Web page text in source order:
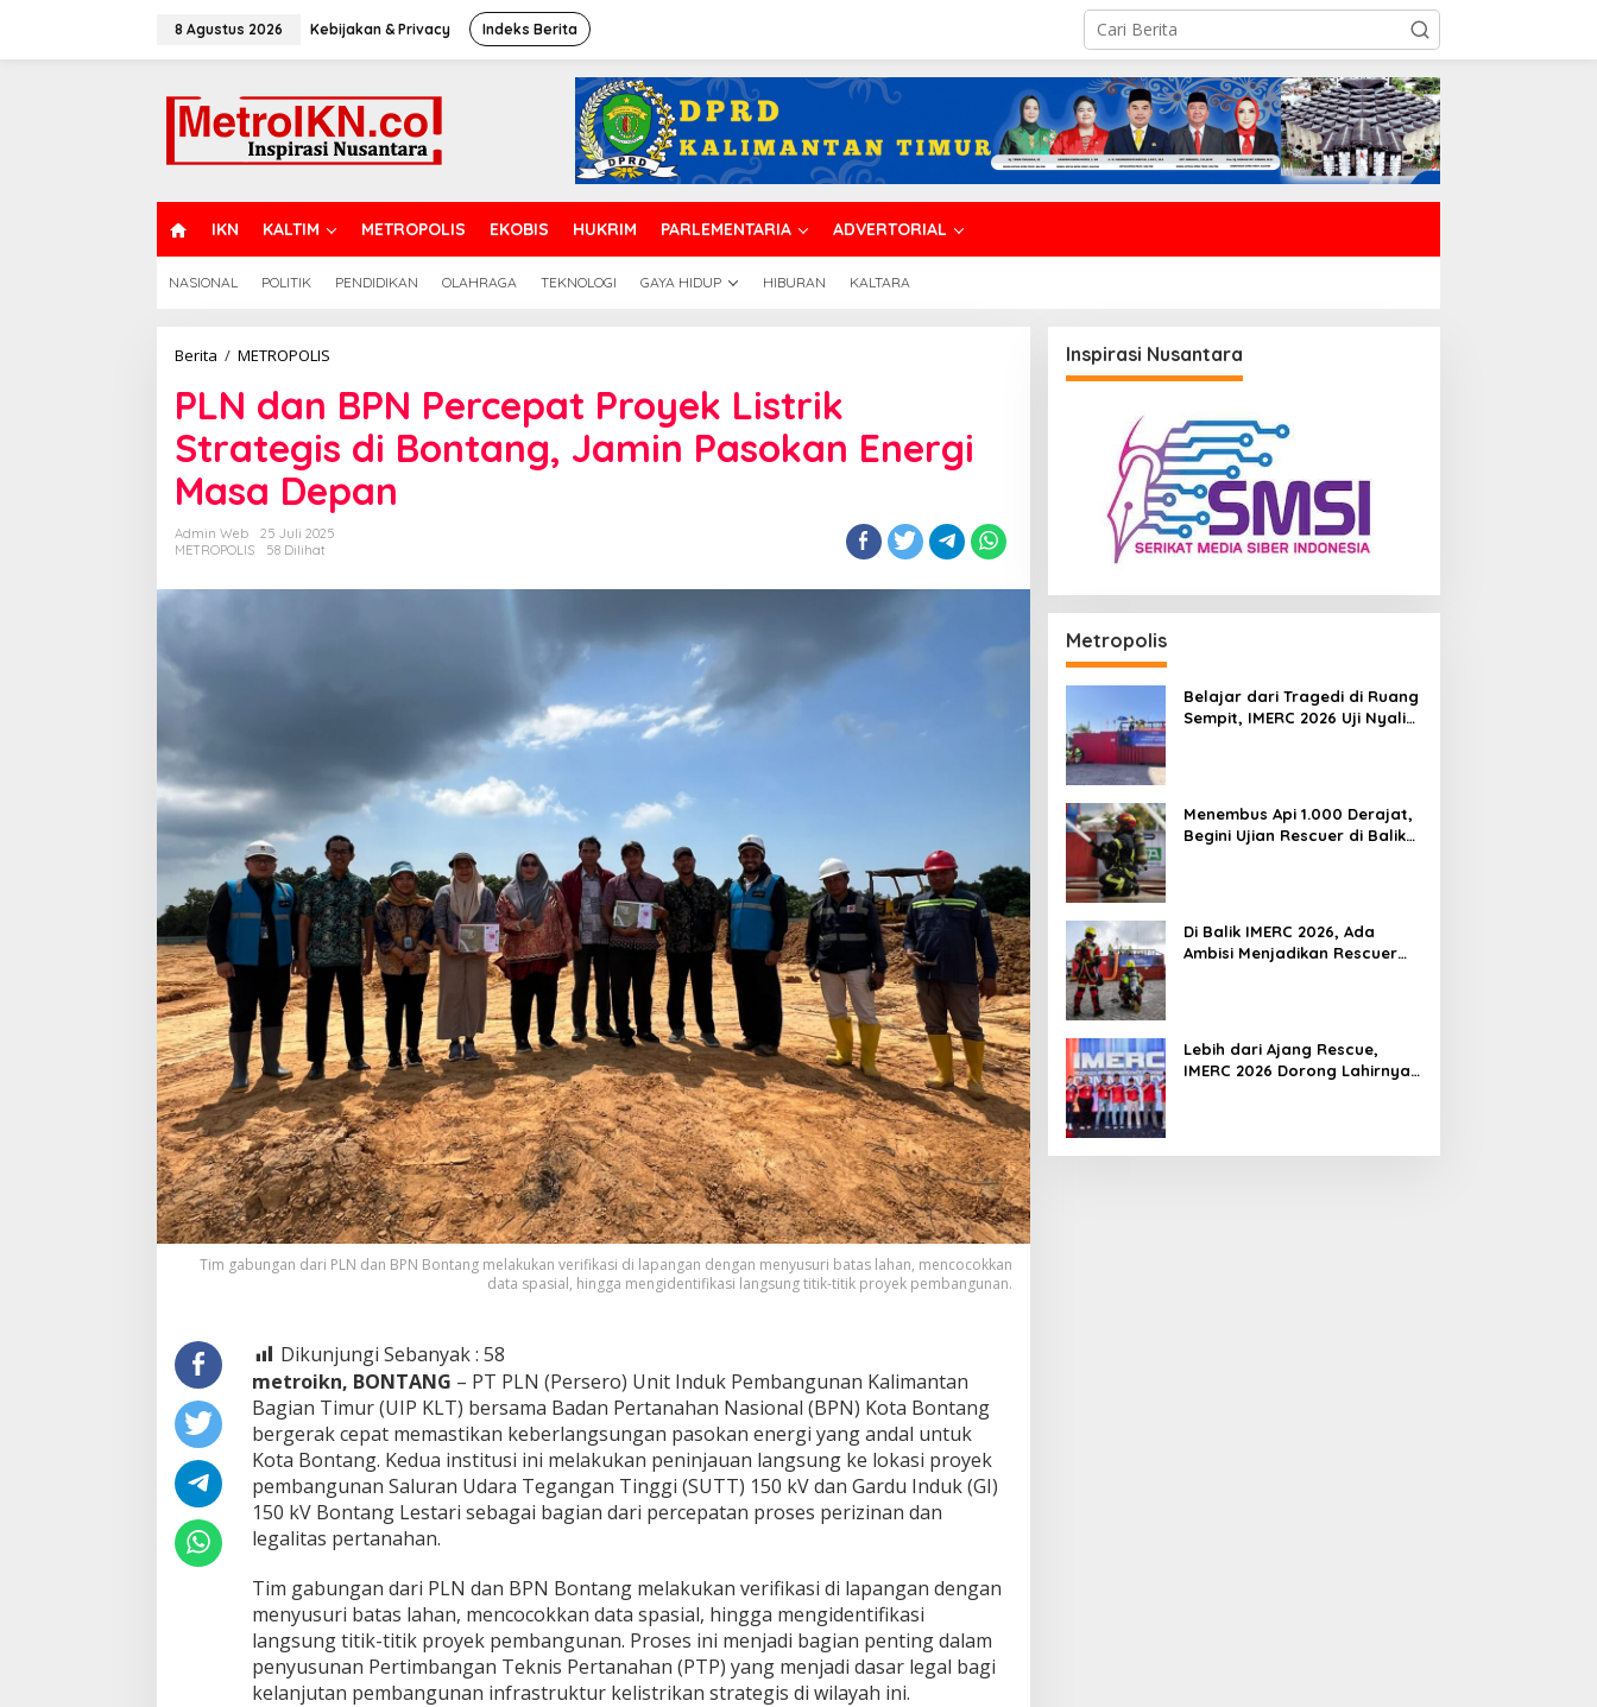
8 Agustus 2026 Kebijakan & Privacy Indeks Berita
O
M
IKN KALTIM METROPOLIS EKOBIS HUKRIM PARLEMENTARIA ADVERTORIAL
NASIONAL POLITIK PENDIDIKAN OLAHRAGA TEKNOLOGI GAYA HIDUP HIBURAN KALTARA
Berita / METROPOLIS
BPN
Percepat
Proyek
Listrik
Strategis
di
Bontang,
Energi
PLN dan BPN Percepat Proyek Listrik
Strategis di Bontang, Jamin Pasokan Energi
Masa Depan
Admin Web
25 Juli 2025
METROPOLIS
58 Dilihat
Tim gabungan dari PLN dan BPN Bontang melakukan verifikasi di lapangan dengan menyusuri batas lahan, mencocokkan
data spasial, hingga mengidentifikasi langsung titik-titik proyek pembangunan.
Dikunjungi Sebanyak : 58
metroikn, BONTANG – PT PLN (Persero) Unit Induk Pembangunan Kalimantan
Bagian Timur (UIP KLT) bersama Badan Pertanahan Nasional (BPN) Kota Bontang
bergerak cepat memastikan keberlangsungan pasokan energi yang andal untuk
Kota Bontang. Kedua institusi ini melakukan peninjauan langsung ke lokasi proyek
pembangunan Saluran Udara Tegangan Tinggi (SUTT) 150 kV dan Gardu Induk (GI)
150 kV Bontang Lestari sebagai bagian dari percepatan proses perizinan dan
legalitas pertanahan.
Tim gabungan dari PLN dan BPN Bontang melakukan verifikasi di lapangan dengan
menyusuri batas lahan, mencocokkan data spasial, hingga mengidentifikasi
langsung titik-titik proyek pembangunan. Proses ini menjadi bagian penting dalam
penyusunan Pertimbangan Teknis Pertanahan (PTP) yang menjadi dasar legal bagi
kelanjutan pembangunan infrastruktur kelistrikan strategis di wilayah ini.
Inspirasi Nusantara
Metropolis
Belajar dari Tragedi di Ruang
Sempit, IMERC 2026 Uji Nyali
Menembus Api 1.000 Derajat,
Begini Ujian Rescuer di Balik
Di Balik IMERC 2026, Ada
Ambisi Menjadikan Rescuer
Lebih dari Ajang Rescue,
IMERC 2026 Dorong Lahirnya